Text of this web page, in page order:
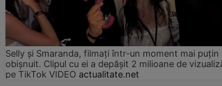
Selly și Smaranda, filmați într-un moment mai puțin
obișnuit. Clipul cu ei a depășit 2 milioane de
pe TikTok VIDEO actualitate.net